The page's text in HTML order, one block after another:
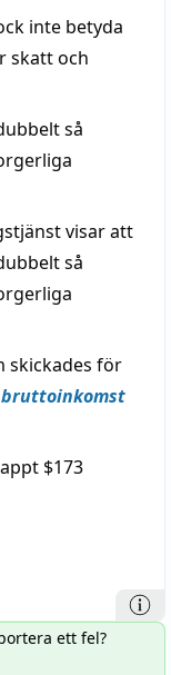
inte betyda
skatt och
så
visar att
så
skickades för
bruttoinkomst
$173
ett fel?